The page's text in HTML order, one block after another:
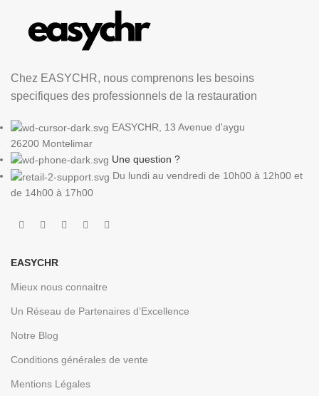
Chez EASYCHR, nous comprenons les besoins
specifiques des professionnels de la restauration
EASYCHR, 13 Avenue d'aygu
26200 Montelimar
Une question ?
Du lundi au vendredi de 10h00 à 12h00 et
de 14h00 à 17h00
EASYCHR
Mieux nous connaitre
Un Réseau de Partenaires d’Excellence
Notre Blog
Conditions générales de vente
Mentions Légales